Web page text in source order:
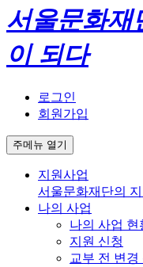
서울문화재
이 되다
로그인
회원가입
주메뉴 열기
지원사업
서울문화재단의
나의 사업
나의 사업 현
지원 신청
교부 전 변경